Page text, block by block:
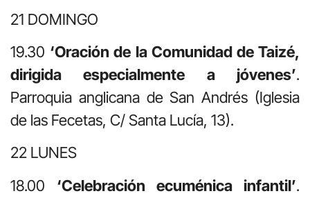
21 DOMINGO
19.30 ‘Oración de la Comunidad de Taizé,
dirigida especialmente a jóvenes’.
Parroquia anglicana de San Andrés (Iglesia
de las Fecetas, C/ Santa Lucía, 13).
22 LUNES
18.00 ‘Celebración ecuménica infantil’.